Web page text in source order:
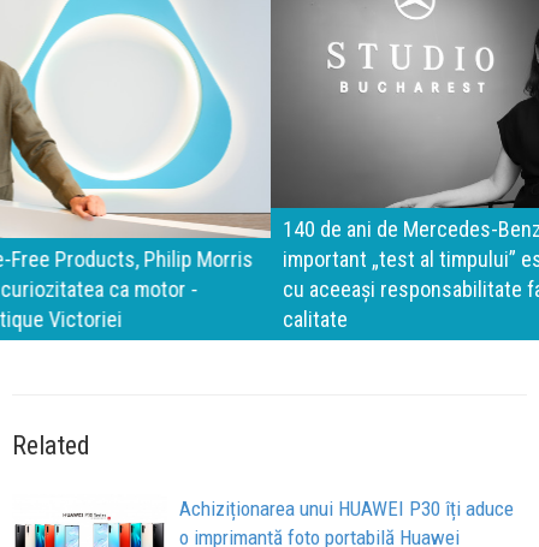
140 de ani de Mercedes-Benz. Ramona Pîrlog: Cel mai
important „test al timpului” este să inovăm constant, dar
cu aceeași responsabilitate față de oameni, siguranță și
calitate
Related
Achiziționarea unui HUAWEI P30 îți aduce
o imprimantă foto portabilă Huawei